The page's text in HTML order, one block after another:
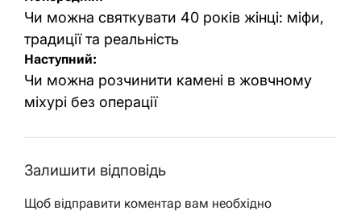
записів
Чи можна святкувати 40 років жінці: міфи,
традиції та реальність
Наступний:
Чи можна розчинити камені в жовчному
міхурі без операції
Залишити відповідь
Щоб відправити коментар вам необхідно